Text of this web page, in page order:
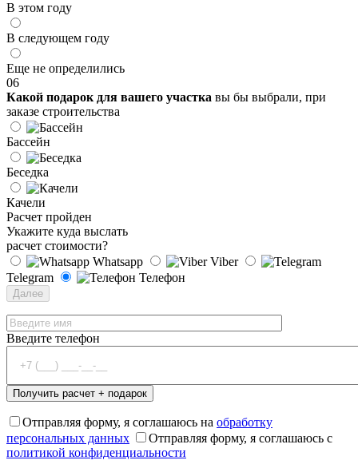
В этом году
В следующем году
Еще не определились
06
Какой подарок для вашего участка вы бы выбрали, при
заказе строительства
Бассейн
Беседка
Качели
Расчет пройден
Укажите куда выслать
расчет стоимости?
Whatsapp
Viber
Telegram
Телефон
Далее
Введите телефон
Отправляя форму, я соглашаюсь на обработку
персональных данных
Отправляя форму, я соглашаюсь с
политикой конфиденциальности